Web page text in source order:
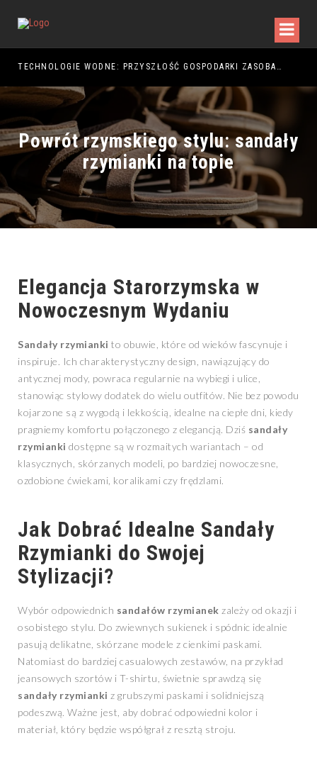
TECHNOLOGIE WODNE: PRZYSZŁOŚĆ GOSPODARKI ZASOBAMI
Powrót rzymskiego stylu: sandały
rzymianki na topie
Elegancja Starorzymska w
Nowoczesnym Wydaniu
Sandały rzymianki to obuwie, które od wieków fascynuje i
inspiruje. Ich charakterystyczny design, nawiązujący do
antycznej mody, powraca regularnie na wybiegi i ulice,
stanowiąc stylowy dodatek do wielu outfitów. Nie bez powodu
kojarzone są z wygodą i lekkością, idealne na ciepłe dni, kiedy
pragniemy komfortu połączonego z elegancją. Dziś sandały
rzymianki dostępne są w rozmaitych wariantach – od
klasycznych, skórzanych modeli, po bardziej nowoczesne,
ozdobione ćwiekami, koralikami czy frędzlami.
Jak Dobrać Idealne Sandały
Rzymianki do Swojej
Stylizacji?
Wybór odpowiednich sandałów rzymianek zależy od okazji i
osobistego stylu. Do zwiewnych sukienek i spódnic idealnie
pasują delikatne, skórzane modele z cienkimi paskami.
Natomiast do bardziej casualowych zestawów, na przykład
jeansowych szortów i T-shirtu, świetnie sprawdzą się
sandały rzymianki z grubszymi paskami i solidniejszą
podeszwą. Ważne jest, aby dobrać odpowiedni kolor i
materiał, który będzie współgrał z resztą stroju.